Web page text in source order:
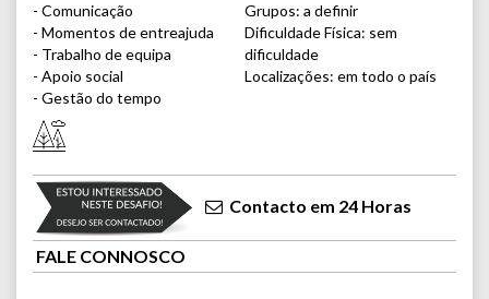
- Comunicação
- Momentos de entreajuda
- Trabalho de equipa
- Apoio social
- Gestão do tempo
Grupos: a definir
Dificuldade Física: sem
dificuldade
Localizações: em todo o país
Contacto em 24 Horas
FALE CONNOSCO